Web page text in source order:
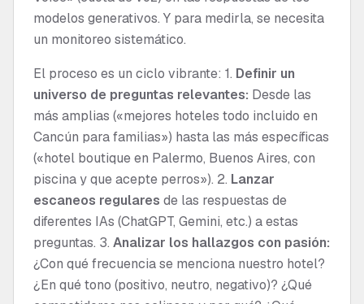
modelos generativos. Y para medirla, se necesita
un monitoreo sistemático.
El proceso es un ciclo vibrante: 1. Definir un
universo de preguntas relevantes: Desde las
más amplias («mejores hoteles todo incluido en
Cancún para familias») hasta las más específicas
(«hotel boutique en Palermo, Buenos Aires, con
piscina y que acepte perros»). 2. Lanzar
escaneos regulares de las respuestas de
diferentes IAs (ChatGPT, Gemini, etc.) a estas
preguntas. 3. Analizar los hallazgos con pasión:
¿Con qué frecuencia se menciona nuestro hotel?
¿En qué tono (positivo, neutro, negativo)? ¿Qué